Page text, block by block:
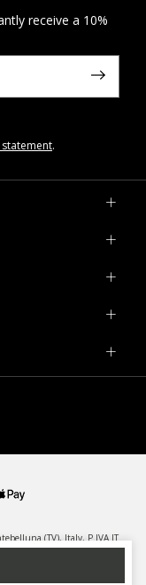
receive a 10%
.
(TV), Italy, P.IVA IT